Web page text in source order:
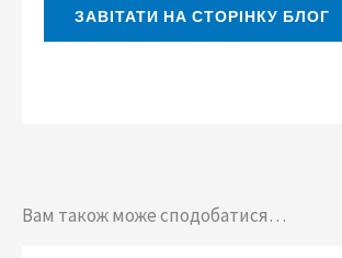
ЗАВІТАТИ НА СТОРІНКУ БЛОГ
Вам також може сподобатися…